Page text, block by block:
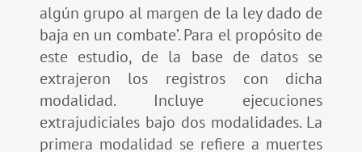
algún grupo al margen de la ley dado de
baja en un combate’. Para el propósito de
este estudio, de la base de datos se
extrajeron los registros con dicha
modalidad. Incluye ejecuciones
extrajudiciales bajo dos modalidades. La
primera modalidad se refiere a muertes